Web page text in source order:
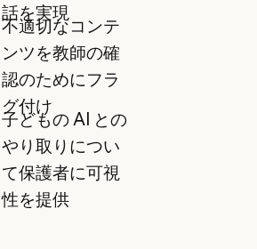
話を実現
不適切なコンテ
ンツを教師の確
認のためにフラ
グ付け
子どもの AI との
やり取りについ
て保護者に可視
性を提供